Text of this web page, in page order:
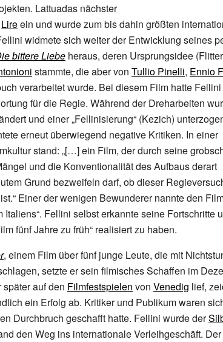
Lattuadas nächster
Lireein und wurde zum bis dahin größten
widmete sich weiter der Entwicklung seines
bittere Liebe heraus, deren Ursprungsidee
stammte, die aber von Tullio Pinelli, Ennio
verarbeitet wurde. Bei diesem Film hatte
für die Regie. Während der Dreharbeiten
und einer „Fellinisierung“ (Kezich)
erneut überwiegend negative Kritiken. In einer
stand: „[…] ein Film, der durch seine
und die Konventionalität des Aufbaus derart
Grund bezweifeln darf, ob dieser
Einer der wenigen Bewunderer nannte den
Italiens“. Fellini selbst erkannte seine Fortschritte
fünf Jahre zu früh“ realisiert zu haben.
, einem Film über fünf junge Leute, die mit
setzte er sein filmisches Schaffen im
auf den Filmfestspielen von Venedig lief,
ein Erfolg ab. Kritiker und Publikum waren
Durchbruch geschafft hatte. Fellini wurde der
den Weg ins internationale Verleihgeschäft.